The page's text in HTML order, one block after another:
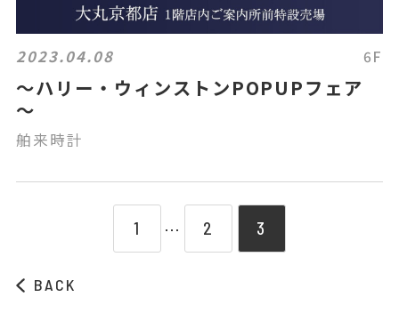
2023.04.08 6F
～ハリー・ウィンストンPOPUPフェア
～
舶来時計
BACK
1 ⋯ 2 3